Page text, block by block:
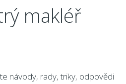
makléř
návody, rady, triky, odpovědi